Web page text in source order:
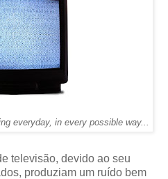
everyday, in every possible way...
televisão, devido ao seu
produziam um ruído bem